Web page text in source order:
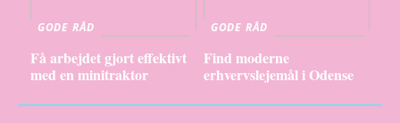
GODE RÅD
Få arbejdet gjort effektivt
med en minitraktor
GODE RÅD
Find moderne
erhvervslejemål i Odense